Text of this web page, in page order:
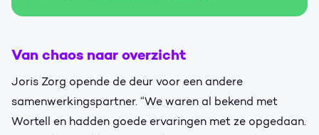
Van chaos naar overzicht
Joris Zorg opende de deur voor een andere
samenwerkingspartner. “We waren al bekend met
Wortell en hadden goede ervaringen met ze opgedaan.